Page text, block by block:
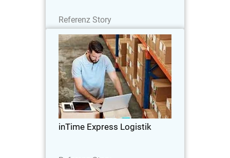
Referenz Story
inTime Express Logistik
inTime Express Logistik
Das IT-Team ist von den flexiblen
Möglichkeiten ganzheitlicher IT-Security
überzeugt. Cloudbasierte Access Points
erleichtern dem Team das Leben.